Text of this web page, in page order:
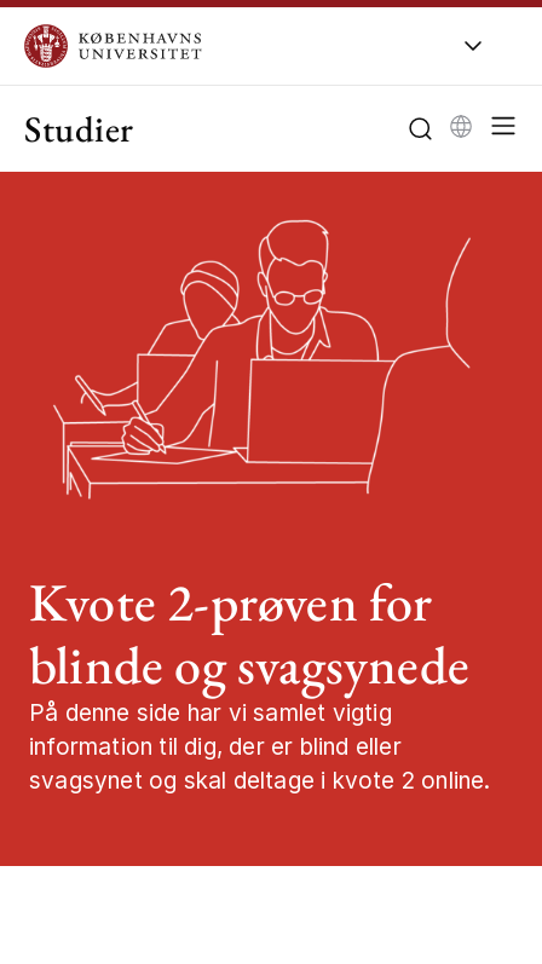
Studier
Kvote 2-prøven for
blinde og svagsynede
På denne side har vi samlet vigtig
information til dig, der er blind eller
svagsynet og skal deltage i kvote 2 online.
Bachelor
Kandidat
Studievalg
Job og
Mød os